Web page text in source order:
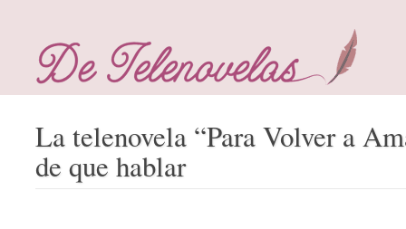
La telenovela “Para Volver a
de que hablar